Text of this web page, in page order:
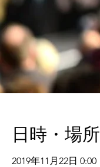
日時・場所
2019年11月22日 0:00